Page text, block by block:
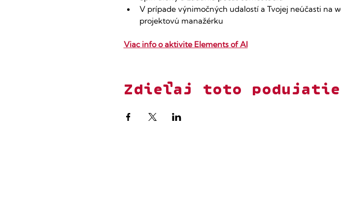
V prípade výnimočných udalostí a Tvojej neúčasti na
projektovú manažérku
Viac info o aktivite Elements of AI
Zdieľaj toto podujatie